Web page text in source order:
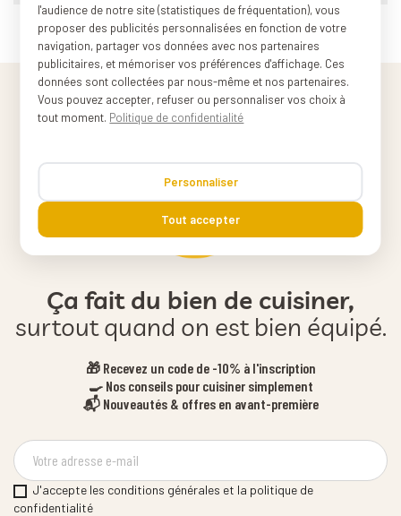
Ça fait du bien de cuisiner,
surtout quand on est bien équipé.
🎁 Recevez un code de -10% à l'inscription
🍳 Nos conseils pour cuisiner simplement
📬 Nouveautés & offres en avant-première
J'accepte les conditions générales et la politique de
confidentialité
l'audience de notre site (statistiques de fréquentation), vous
proposer des publicités personnalisées en fonction de votre
navigation, partager vos données avec nos partenaires
publicitaires, et mémoriser vos préférences d'affichage. Ces
données sont collectées par nous-même et nos partenaires.
Vous pouvez accepter, refuser ou personnaliser vos choix à
tout moment. Politique de confidentialité
Personnaliser
Tout accepter